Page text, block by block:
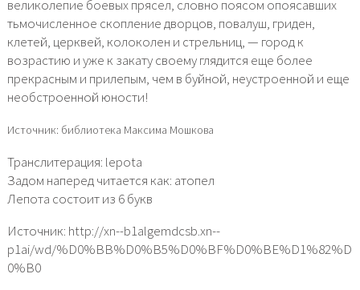
великолепие боевых прясел, словно поясом опоясавших
тьмочисленное скопление дворцов, повалуш, гриден,
клетей, церквей, колоколен и стрельниц, — город к
возрастию и уже к закату своему глядится еще более
прекрасным и прилепым, чем в буйной, неустроенной и еще
необстроенной юности!
Источник: библиотека Максима Мошкова
Транслитерация: lepota
Задом наперед читается как: атопел
Лепота состоит из 6 букв
Источник: http://xn--b1algemdcsb.xn--
p1ai/wd/%D0%BB%D0%B5%D0%BF%D0%BE%D1%82%D
0%B0